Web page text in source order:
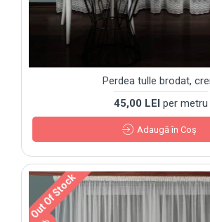
Perdea tulle brodat,
45,00 LEI per metru
Adaugă în Coş
Out Of Stock